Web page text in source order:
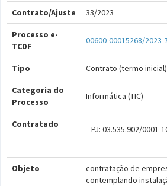
Contrato/Ajuste 33/2023
Processo e-
TCDF
00600-00015268/2023-
Tipo Contrato (termo inicial)
Categoria do
Processo
Informática (TIC)
Contratado PJ: 03.535.902/0001-
Objeto
contratação de
contemplando